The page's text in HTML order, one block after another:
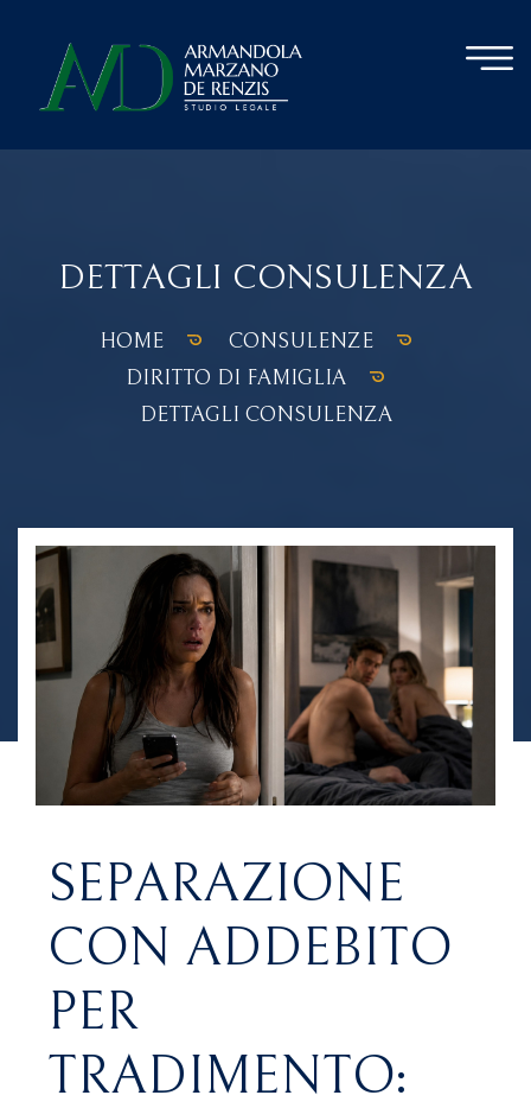
DETTAGLI CONSULENZA
HOME
CONSULENZE
DIRITTO DI FAMIGLIA
DETTAGLI CONSULENZA
SEPARAZIONE
CON ADDEBITO
PER
TRADIMENTO: